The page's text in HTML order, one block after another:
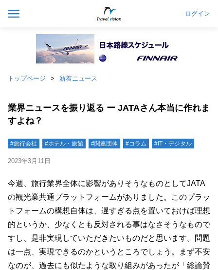
ログイン
トップページ 新着ニュース
業界ニュースを振り返る ー JATAさん本当に作れま
すよね？
#旅行会社 #ホテル・旅館 #関連団体 #コラム #IT・デジタル
2023年3月11日
今週、旅行業界全体に影響がありそうなものとしてJATA
の観光業共通プラットフォームがありました。このプラッ
トフォームの構想自体は、遅すぎる点を置いておけば理想
的というか、少なくとも反対される事はなさそうなもので
すし、是非実現していただきたいものだと思います。問題
は一点、実現できるのかというところでしょう。まず不安
なのが、過去にも似たような取り組みがあったが「総論賛